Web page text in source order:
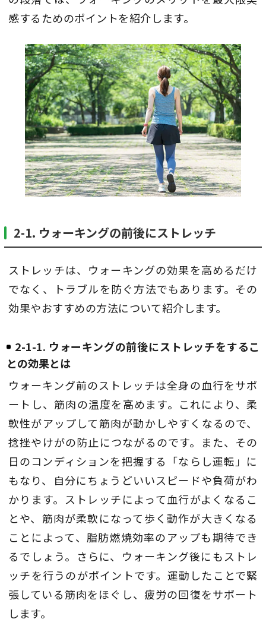
感するためのポイントを紹介します。
2-1. ウォーキングの前後にストレッチ
ストレッチは、ウォーキングの効果を高めるだけ
でなく、トラブルを防ぐ方法でもあります。その
効果やおすすめの方法について紹介します。
2-1-1. ウォーキングの前後にストレッチをするこ
との効果とは
ウォーキング前のストレッチは全身の血行をサポ
ートし、筋肉の温度を高めます。これにより、柔
軟性がアップして筋肉が動かしやすくなるので、
捻挫やけがの防止につながるのです。また、その
日のコンディションを把握する「ならし運転」に
もなり、自分にちょうどいいスピードや負荷がわ
かります。ストレッチによって血行がよくなるこ
とや、筋肉が柔軟になって歩く動作が大きくなる
ことによって、脂肪燃焼効率のアップも期待でき
るでしょう。さらに、ウォーキング後にもストレ
ッチを行うのがポイントです。運動したことで緊
張している筋肉をほぐし、疲労の回復をサポート
します。